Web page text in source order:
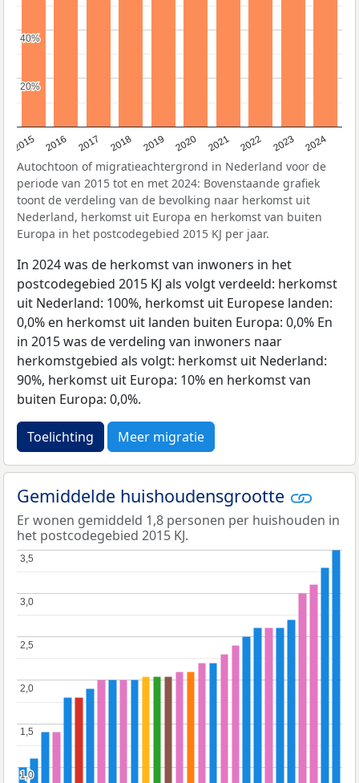
2015 2016 2017 2018 2019 2020 2021 2022 2023 2024
20%
20%
40%
40%
Autochtoon of migratieachtergrond in Nederland voor de
periode van 2015 tot en met 2024: Bovenstaande grafiek
toont de verdeling van de bevolking naar herkomst uit
Nederland, herkomst uit Europa en herkomst van buiten
Europa in het postcodegebied 2015 KJ per jaar.
In 2024 was de herkomst van inwoners in het
postcodegebied 2015 KJ als volgt verdeeld: herkomst
uit Nederland: 100%, herkomst uit Europese landen:
0,0% en herkomst uit landen buiten Europa: 0,0% En
in 2015 was de verdeling van inwoners naar
herkomstgebied als volgt: herkomst uit Nederland:
90%, herkomst uit Europa: 10% en herkomst van
buiten Europa: 0,0%.
Toelichting Meer migratie
Gemiddelde huishoudensgrootte
Er wonen gemiddeld 1,8 personen per huishouden in
het postcodegebied 2015 KJ.
1,0
1,0
1,5
1,5
2,0
2,0
2,5
2,5
3,0
3,0
3,5
3,5